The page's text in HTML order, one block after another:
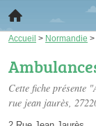
Accueil > Normandie >
Cette fiche présente
rue jean jaurès,